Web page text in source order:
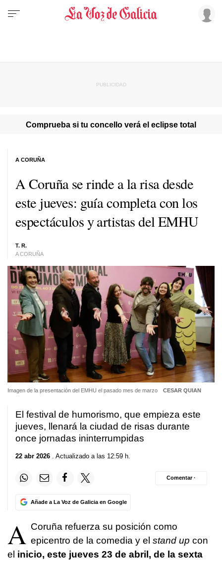
Comprueba si tu concello verá el eclipse total
A Coruña se rinde a la risa desde
este jueves: guía completa con los
espectáculos y artistas del EMHU
T. R.
A CORUÑA
A CORUÑA
Imagen de la presentación del EMHU el pasado mes de marzo CESAR QUIAN
El festival de humorismo, que empieza este
jueves, llenará la ciudad de risas durante
once jornadas ininterrumpidas
22 abr 2026 . Actualizado a las 12:59 h.
Añade a La Voz de Galicia en Google
Comentar ·
A Coruña refuerza su posición como
epicentro de la comedia y el stand up con
el inicio, este jueves 23 de abril, de la sexta